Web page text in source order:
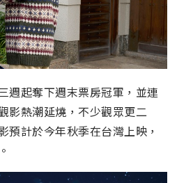
週起奪下週末票房冠軍，並連
影熱潮延燒，不少觀眾更二
預計於今年秋季在台灣上映，